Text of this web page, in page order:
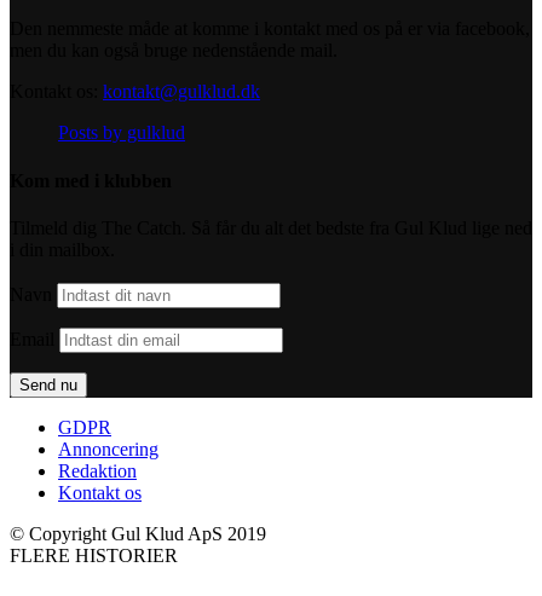
kontakt@gulklud.dk
Posts by gulklud
GDPR
Annoncering
Redaktion
Kontakt os
© Copyright Gul Klud ApS 2019
FLERE HISTORIER